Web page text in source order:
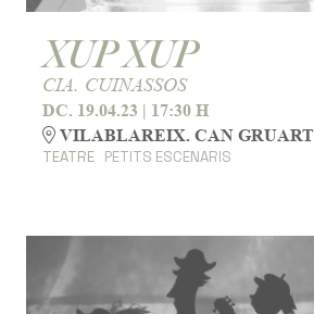
XUP XUP
CIA. CUINASSOS
DC. 19.04.23 | 17:30 H
VILABLAREIX. CAN GRUART
TEATRE PETITS ESCENARIS